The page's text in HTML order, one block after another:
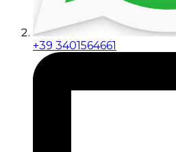
+39 3401564661